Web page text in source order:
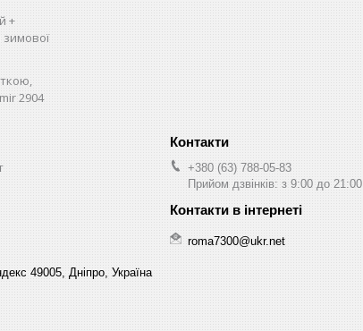
+
зимової
2904
49005, Дніпро, Україна
+380 (63) 788-05-83
Прийом дзвінків: з 9:00 до 21:00
roma7300@ukr.net